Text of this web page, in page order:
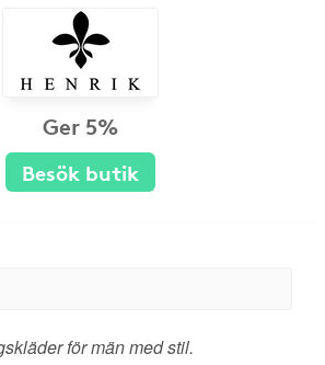
Ger 5%
Besök butik
för män med stil.